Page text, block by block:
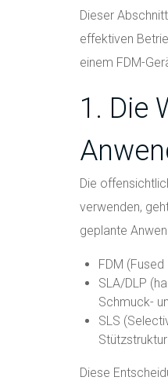
Dieser
effektiven
einem FDM-
1. Die
Die
verwenden,
geplante
FDM
SLA/DLP
Schmuck-
SLS
Diese